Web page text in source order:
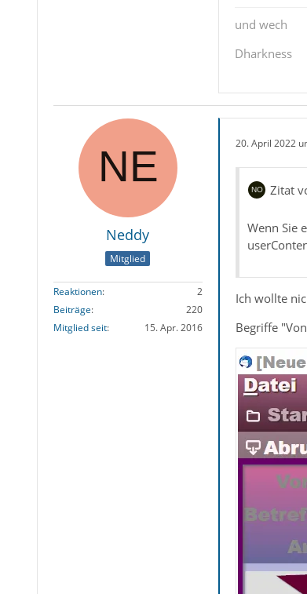
und wech
Dharkness
Neddy
Mitglied
Reaktionen
2
Beiträge
220
Mitglied seit
15. Apr. 2016
20. April 2022
Zitat
Wenn Sie
Ich wollte
Begriffe